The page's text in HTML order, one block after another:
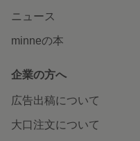
ニュース
minneの本
企業の方へ
広告出稿について
大口注文について